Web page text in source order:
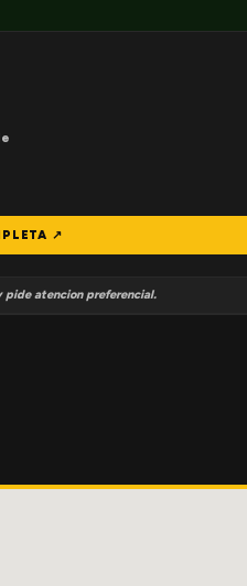
↗
pide atencion preferencial.